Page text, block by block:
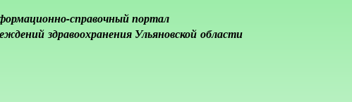
справочный портал
здравоохранения Ульяновской области